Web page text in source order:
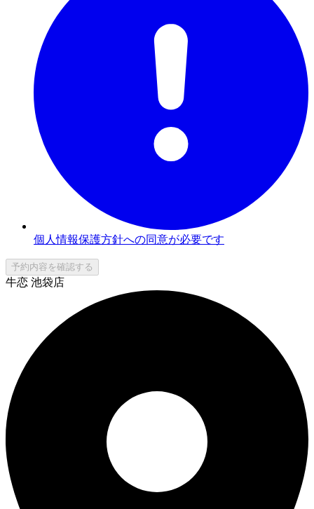
個人情報保護方針への同意が必要です
予約内容を確認する
牛恋 池袋店